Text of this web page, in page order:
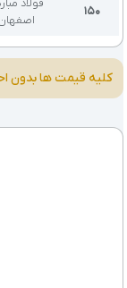
۱۵۰
فولاد
اصفهان
کلیه قیمت ها بدون